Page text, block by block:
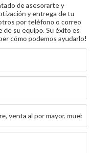
de asesorarte y
y entrega de tu
por teléfono o correo
de su equipo. Su éxito es
cómo podemos ayudarlo!